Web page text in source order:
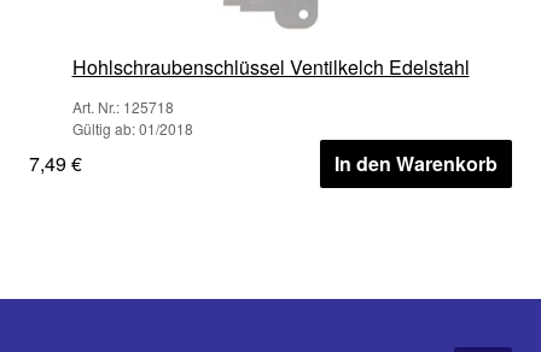
Hohlschraubenschlüssel Ventilkelch Edelstahl
Art. Nr.: 125718
Gültig ab: 01/2018
7,49 € In den Warenkorb